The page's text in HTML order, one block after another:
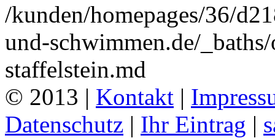
/kunden/homepages/36/
und-schwimmen.de/
staffelstein.md
© 2013 | Kontakt |
Datenschutz | Ihr Eintrag |